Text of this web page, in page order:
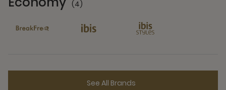
(4)
See All Brands